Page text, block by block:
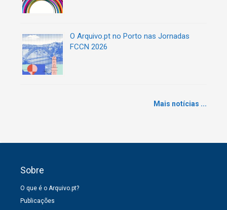
O Arquivo.pt no Porto nas Jornadas
FCCN 2026
Mais notícias ...
Sobre
O que é o Arquivo.pt?
Publicações